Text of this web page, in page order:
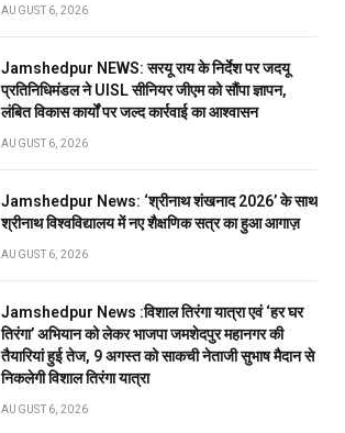
AUGUST 6, 2026
Jamshedpur NEWS: सरयू राय के निर्देश पर जदयू
प्रतिनिधिमंडल ने UISL सीनियर जीएम को सौंपा ज्ञापन,
लंबित विकास कार्यों पर जल्द कार्रवाई का आश्वासन
AUGUST 6, 2026
Jamshedpur News: ‘श्रीनाथ शंखनाद 2026’ के साथ
श्रीनाथ विश्वविद्यालय में नए शैक्षणिक सत्र का हुआ आगाज़
AUGUST 6, 2026
Jamshedpur News :विशाल तिरंगा यात्रा एवं ‘हर घर
तिरंगा’ अभियान को लेकर भाजपा जमशेदपुर महानगर की
तैयारियां हुई तेज, 9 अगस्त को साकची नेताजी सुभाष मैदान से
निकलेगी विशाल तिरंगा यात्रा
AUGUST 6, 2026